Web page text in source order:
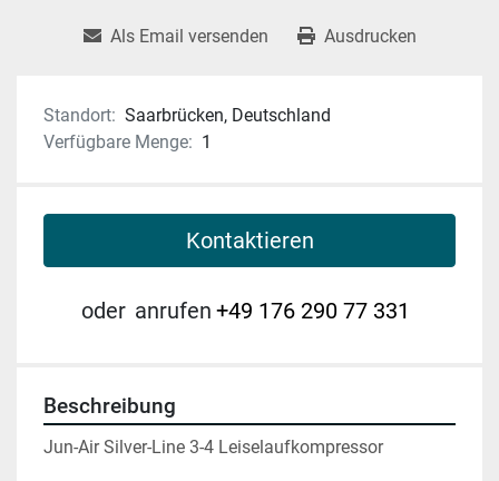
Als Email versenden Ausdrucken
Standort: Saarbrücken, Deutschland
Verfügbare Menge: 1
Kontaktieren
oder anrufen +49 176 290 77 331
Beschreibung
Jun-Air Silver-Line 3-4 Leiselaufkompressor